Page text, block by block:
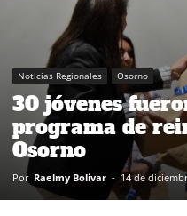
Noticias Regionales Osorno
30 jóvenes
programa de
Osorno
Por Raelmy Bolivar - 14 de